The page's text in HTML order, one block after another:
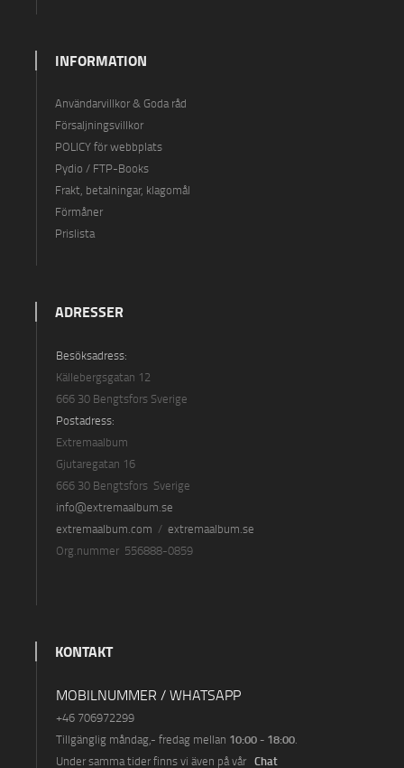
INFORMATION
Användarvillkor & Goda råd
Försaljningsvillkor
POLICY för webbplats
Pydio / FTP-Books
Frakt, betalningar, klagomål
Förmåner
Prislista
ADRESSER
Besöksadress:
Källebergsgatan 12
666 30 Bengtsfors Sverige
Postadress:
Extremaalbum
Gjutaregatan 16
666 30 Bengtsfors Sverige
info@extremaalbum.se
extremaalbum.com / extremaalbum.se
Org.nummer 556888-0859
KONTAKT
MOBILNUMMER / WHATSAPP
+46 706972299
Tillgänglig måndag,- fredag ​​mellan 10:00 - 18:00.
Under samma tider finns vi även på vår Chat